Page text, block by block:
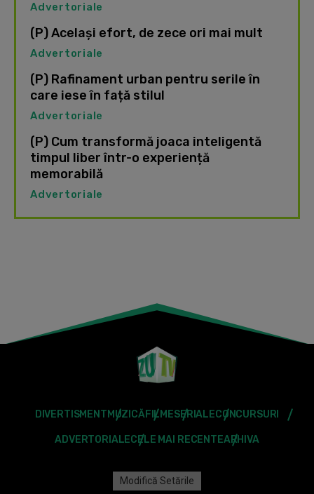
Advertoriale
(P) Același efort, de zece ori mai mult
Advertoriale
(P) Rafinament urban pentru serile în
care iese în față stilul
Advertoriale
(P) Cum transformă joaca inteligentă
timpul liber într-o experiență
memorabilă
Advertoriale
DIVERTISMENT MUZICĂFILMESERIALECONCURSURI
ADVERTORIALECELE MAI RECENTEARHIVA
Modifică Setările